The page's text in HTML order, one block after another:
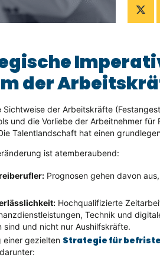
der
Sichtweise der Arbeitskräfte
und die Vorliebe der Arbeitnehmer
Talentlandschaft hat einen
ist atemberaubend:
Prognosen gehen davon
Hochqualifizierte
Technik und
sind und nicht nur Aushilfskräfte.
einer gezielten Strategie für